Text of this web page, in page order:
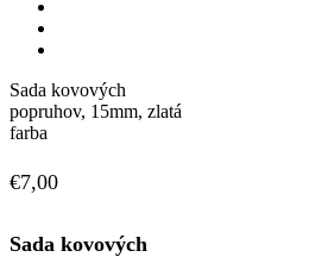
Sada kovových
popruhov, 15mm, zlatá
farba
€7,00
Sada kovových